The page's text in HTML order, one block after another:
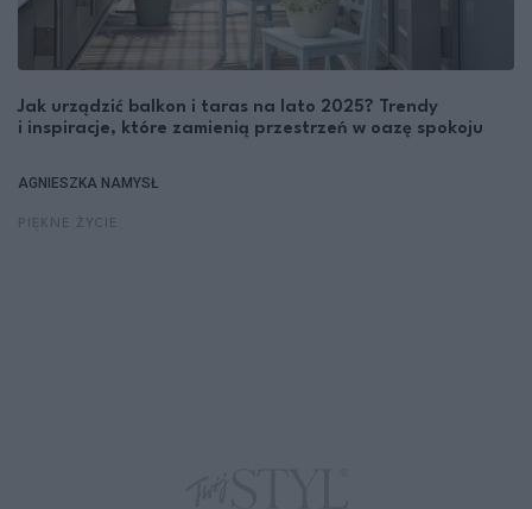
Jak urządzić balkon i taras na lato 2025? Trendy
i inspiracje, które zamienią przestrzeń w oazę spokoju
AGNIESZKA NAMYSŁ